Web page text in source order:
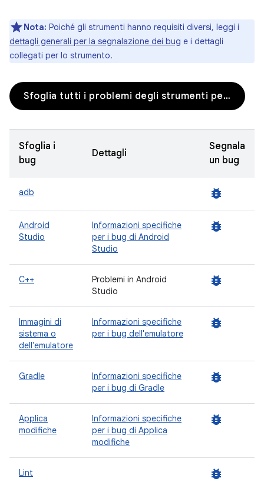
Nota: Poiché gli strumenti hanno requisiti diversi, leggi i
dettagli generali per la segnalazione dei bug e i dettagli
collegati per lo strumento.
Sfoglia tutti i problemi degli strumenti per sviluppatori
Sfoglia i
bug
Dettagli
Segnala
un bug
adb bug_report
Android
Studio
Informazioni specifiche
per i bug di Android
Studio
bug_report
C++
Problemi in Android
Studio
bug_report
Immagini di
sistema o
dell'emulatore
Informazioni specifiche
per i bug dell'emulatore
bug_report
Gradle
Informazioni specifiche
per i bug di Gradle
bug_report
Applica
modifiche
Informazioni specifiche
per i bug di Applica
modifiche
bug_report
Lint bug_report